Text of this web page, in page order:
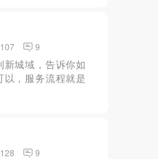
107 9
城域，告诉你如
，服务流程就是
体还行。可以加
128 9